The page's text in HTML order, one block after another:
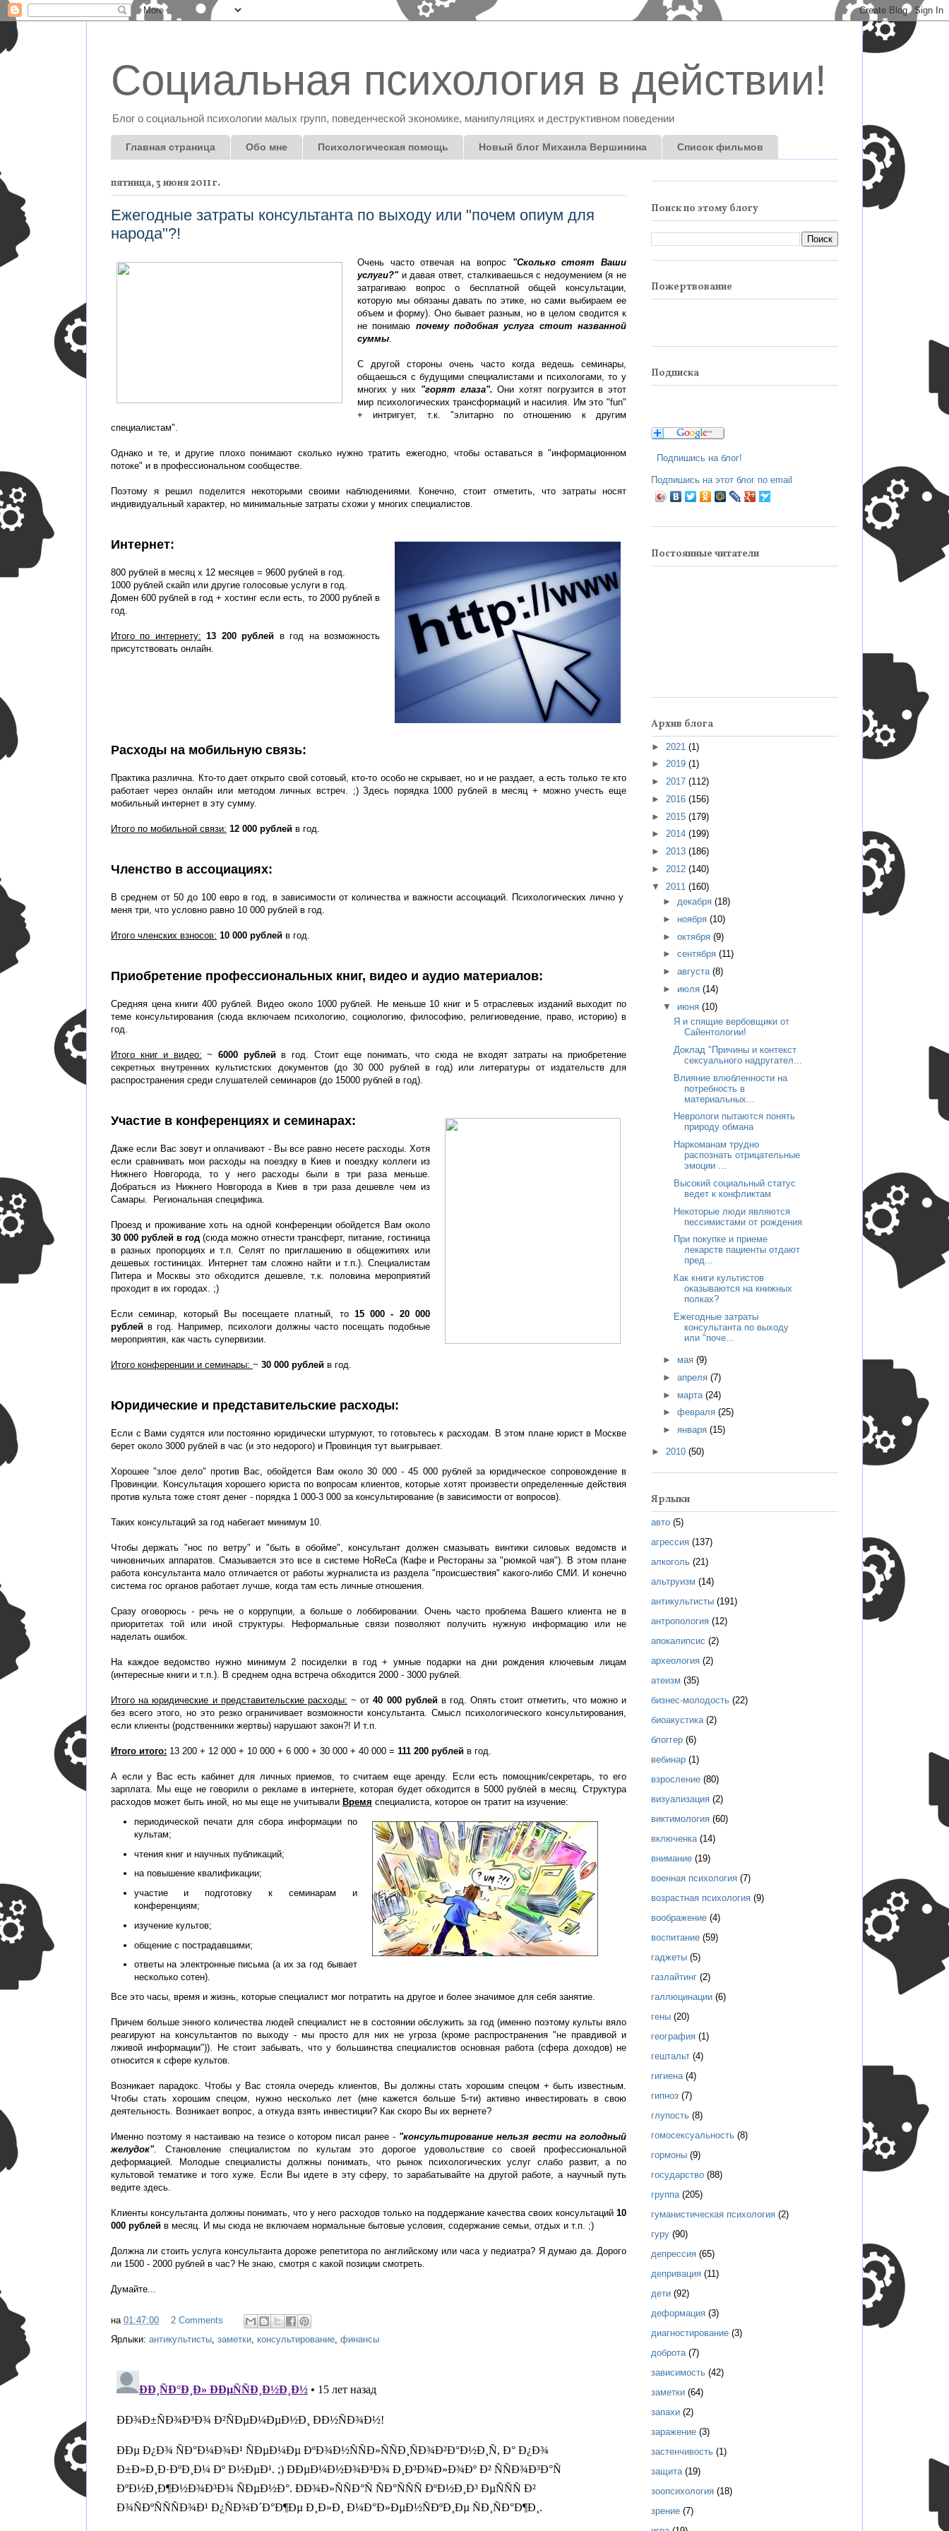
Социальная психология в действии!
Блог о социальной психологии малых групп, поведенческой экономике, манипуляциях и деструктивном поведении
Главная страница Обо мне Психологическая помощь Новый блог Михаила Вершинина Список фильмов
пятница, 3 июня 2011 г.
Ежегодные затраты консультанта по выходу или "почем опиум для
народа"?!
Очень часто отвечая на вопрос "Сколько стоят Ваши
услуги?"и давая ответ, сталкиваешься с недоумением (я не
затрагиваю вопрос о бесплатной общей консультации,
которую мы обязаны давать по этике, но сами выбираем ее
объем и форму). Оно бывает разным, но в целом сводится к
не понимаю почему подобная услуга стоит названной
суммы.
С другой стороны очень часто когда ведешь семинары,
общаешься с будущими специалистами и психологами, то у
многих у них "горят глаза". Они хотят погрузится в этот
мир психологических трансформаций и насилия. Им это "fun"
+ интригует, т.к. "элитарно по отношению к другим
специалистам".
Однако и те, и другие плохо понимают сколько нужно тратить ежегодно, чтобы оставаться в "информационном
потоке" и в профессиональном сообществе.
Поэтому я решил поделится некоторыми своими наблюдениями. Конечно, стоит отметить, что затраты носят
индивидуальный характер, но минимальные затраты схожи у многих специалистов.
Интернет:
800 рублей в месяц х 12 месяцев = 9600 рублей в год.
1000 рублей скайп или другие голосовые услуги в год.
Домен 600 рублей в год + хостинг если есть, то 2000 рублей в
год.
Итого по интернету: 13 200 рублей в год на возможность
присутствовать онлайн.
Расходы на мобильную связь:
Практика различна. Кто-то дает открыто свой сотовый, кто-то особо не скрывает, но и не раздает, а есть только те кто
работает через онлайн или методом личных встреч. ;) Здесь порядка 1000 рублей в месяц + можно учесть еще
мобильный интернет в эту сумму.
Итого по мобильной связи: 12 000 рублей в год.
Членство в ассоциациях:
В среднем от 50 до 100 евро в год, в зависимости от количества и важности ассоциаций. Психологических лично у
меня три, что условно равно 10 000 рублей в год.
Итого членских взносов: 10 000 рублей в год.
Приобретение профессиональных книг, видео и аудио материалов:
Средняя цена книги 400 рублей. Видео около 1000 рублей. Не меньше 10 книг и 5 отраслевых изданий выходит по
теме консультирования (сюда включаем психологию, социологию, философию, религиоведение, право, историю) в
год.
Итого книг и видео: ~6000 рублейв год. Стоит еще понимать, что сюда не входят затраты на приобретение
секретных внутренних культистских документов (до 30 000 рублей в год) или литературы от издательств для
распространения среди слушателей семинаров (до 15000 рублей в год).
Участие в конференциях и семинарах:
Даже если Вас зовут и оплачивают - Вы все равно несете расходы. Хотя
если сравнивать мои расходы на поездку в Киев и поездку коллеги из
Нижнего Новгорода, то у него расходы были в три раза меньше.
Добраться из Нижнего Новгорода в Киев в три раза дешевле чем из
Самары. Региональная специфика.
Проезд и проживание хоть на одной конференции обойдется Вам около
30 000 рублей в год (сюда можно отнести трансферт, питание, гостиница
в разных пропорциях и т.п. Селят по приглашению в общежитиях или
дешевых гостиницах. Интернет там сложно найти и т.п.). Специалистам
Питера и Москвы это обходится дешевле, т.к. половина мероприятий
проходит в их городах. ;)
Если семинар, который Вы посещаете платный, то 15 000 - 20 000
рублей в год. Например, психологи должны часто посещать подобные
мероприятия, как часть супервизии.
Итого конференции и семинары: ~ 30 000 рублей в год.
Юридические и представительские расходы:
Если с Вами судятся или постоянно юридически штурмуют, то готовьтесь к расходам. В этом плане юрист в Москве
берет около 3000 рублей в час (и это недорого) и Провинция тут выигрывает.
Хорошее "злое дело" против Вас, обойдется Вам около 30 000 - 45 000 рублей за юридическое сопровождение в
Провинции. Консультация хорошего юриста по вопросам клиентов, которые хотят произвести определенные действия
против культа тоже стоят денег - порядка 1 000-3 000 за консультирование (в зависимости от вопросов).
Таких консультаций за год набегает минимум 10.
Чтобы держать "нос по ветру" и "быть в обойме", консультант должен смазывать винтики силовых ведомств и
чиновничьих аппаратов. Смазывается это все в системе HoReCa (Кафе и Рестораны за "рюмкой чая"). В этом плане
работа консультанта мало отличается от работы журналиста из раздела "происшествия" какого-либо СМИ. И конечно
система гос органов работает лучше, когда там есть личные отношения.
Сразу оговорюсь - речь не о коррупции, а больше о лоббировании. Очень часто проблема Вашего клиента не в
приоритетах той или иной структуры. Неформальные связи позволяют получить нужную информацию или не
наделать ошибок.
На каждое ведомство нужно минимум 2 посиделки в год + умные подарки на дни рождения ключевым лицам
(интересные книги и т.п.). В среднем одна встреча обходится 2000 - 3000 рублей.
Итого на юридические и представительские расходы: ~ от40 000 рублейв год. Опять стоит отметить, что можно и
без всего этого, но это резко ограничивает возможности консультанта. Смысл психологического консультирования,
если клиенты (родственники жертвы) нарушают закон?! И т.п.
Итого итого: 13 200 + 12 000 + 10 000 + 6 000 + 30 000 + 40 000 = 111 200 рублей в год.
А если у Вас есть кабинет для личных приемов, то считаем еще аренду. Если есть помощник/секретарь, то его
зарплата. Мы еще не говорили о рекламе в интернете, которая будет обходится в 5000 рублей в месяц. Структура
расходов может быть иной, но мы еще не учитывали Время специалиста, которое он тратит на изучение:
периодической печати для сбора информации по
культам;
чтения книг и научных публикаций;
на повышение квалификации;
участие и подготовку к семинарам и
конференциям;
изучение культов;
общение с пострадавшими;
ответы на электронные письма (а их за год бывает
несколько сотен).
Все это часы, время и жизнь, которые специалист мог потратить на другое и более значимое для себя занятие.
Причем больше энного количества людей специалист не в состоянии обслужить за год (именно поэтому культы вяло
реагируют на консультантов по выходу - мы просто для них не угроза (кроме распространения "не правдивой и
лживой информации")). Не стоит забывать, что у большинства специалистов основная работа (сфера доходов) не
относится к сфере культов.
Возникает парадокс. Чтобы у Вас стояла очередь клиентов, Вы должны стать хорошим спецом + быть известным.
Чтобы стать хорошим спецом, нужно несколько лет (мне кажется больше 5-ти) активно инвестировать в свою
деятельность. Возникает вопрос, а откуда взять инвестиции? Как скоро Вы их вернете?
Именно поэтому я настаиваю на тезисе о котором писал ранее - "консультирование нельзя вести на голодный
желудок". Становление специалистом по культам это дорогое удовольствие со своей профессиональной
деформацией. Молодые специалисты должны понимать, что рынок психологических услуг слабо развит, а по
культовой тематике и того хуже. Если Вы идете в эту сферу, то зарабатывайте на другой работе, а научный путь
ведите здесь.
Клиенты консультанта должны понимать, что у него расходов только на поддержание качества своих консультаций 10
000 рублей в месяц. И мы сюда не включаем нормальные бытовые условия, содержание семьи, отдых и т.п. ;)
Должна ли стоить услуга консультанта дороже репетитора по английскому или часа у педиатра? Я думаю да. Дорого
ли 1500 - 2000 рублей в час? Не знаю, смотря с какой позиции смотреть.
Думайте...
на 01:47:00
2 Comments
Ярлыки: антикультисты, заметки, консультирование, финансы
Поиск по этому блогу
Пожертвование
Подписка
Подпишись на блог!
Подпишись на этот блог по email
Постоянные читатели
Архив блога
► 2021 (1)
► 2019 (1)
► 2017 (112)
► 2016 (156)
► 2015 (179)
► 2014 (199)
► 2013 (186)
► 2012 (140)
▼ 2011 (160)
► декабря (18)
► ноября (10)
► октября (9)
► сентября (11)
► августа (8)
► июля (14)
▼ июня (10)
Я и спящие вербовщики от
Сайентологии!
Доклад "Причины и контекст
сексуального надругател...
Влияние влюбленности на
потребность в
материальных...
Неврологи пытаются понять
природу обмана
Наркоманам трудно
распознать отрицательные
эмоции ...
Высокий социальный статус
ведет к конфликтам
Некоторые люди являются
пессимистами от рождения
При покупке и приеме
лекарств пациенты отдают
пред...
Как книги культистов
оказываются на книжных
полках?
Ежегодные затраты
консультанта по выходу
или "поче...
► мая (9)
► апреля (7)
► марта (24)
► февраля (25)
► января (15)
► 2010 (50)
Ярлыки
авто (5)
агрессия (137)
алкоголь (21)
альтруизм (14)
антикультисты (191)
антропология (12)
апокалипсис (2)
археология (2)
атеизм (35)
бизнес-молодость (22)
биоакустика (2)
блоггер (6)
вебинар (1)
взросление (80)
визуализация (2)
виктимология (60)
включенка (14)
внимание (19)
военная психология (7)
возрастная психология (9)
воображение (4)
воспитание (59)
гаджеты (5)
газлайтинг (2)
галлюцинации (6)
гены (20)
география (1)
гештальт (4)
гигиена (4)
гипноз (7)
глупость (8)
гомосексуальность (8)
гормоны (9)
государство (88)
группа (205)
гуманистическая психология (2)
гуру (90)
депрессия (65)
депривация (11)
дети (92)
деформация (3)
диагностирование (3)
доброта (7)
зависимость (42)
заметки (64)
запахи (2)
заражение (3)
застенчивость (1)
защита (19)
зоопсихология (18)
зрение (7)